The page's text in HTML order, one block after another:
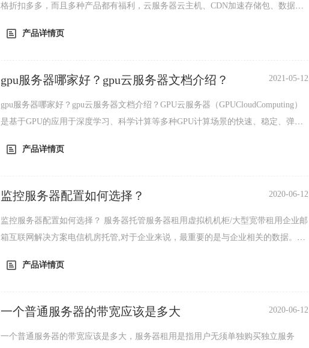
格折扣多多，而且多种产品都有福利，云服务器云主机、CDN加速存储包、数据
产品详情页
gpu服务器哪家好？gpu云服务器文档介绍？ 2021-05-12
gpu服务器哪家好？gpu云服务器文档介绍？GPU云服务器（GPUCloudComputing）
是基于GPU的应用于深度学习、科学计算等多种GPU计算场景的快速、稳定、弹性
产品详情页
监控服务器配置如何选择？ 2020-06-12
监控服务器配置如何选择？ 服务器托管服务器租用虚拟机机柜/大型宽带租用企业邮
箱互联网解决方案电信机房托管,对于企业来说，最重要的是与企业相关的数据。这
产品详情页
一个普通服务器的带宽应该是多大 2020-06-12
一个普通服务器的带宽应该是多大，服务器租用是指用户无须单独购买独立服务